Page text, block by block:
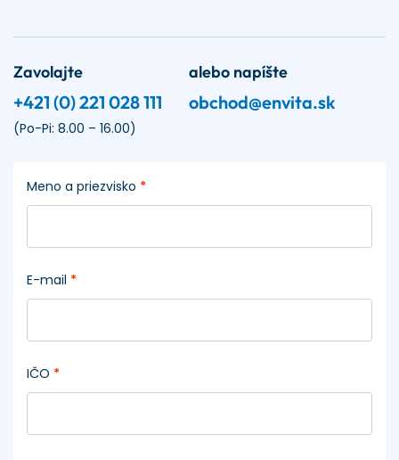
Zavolajte
+421 (0) 221 028 111
(Po-Pi: 8.00 – 16.00)
alebo napíšte
obchod@envita.sk
Meno a priezvisko *
E-mail *
IČO *